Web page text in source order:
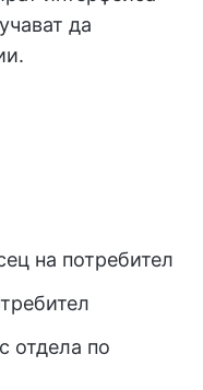
да
на потребител
отдела по